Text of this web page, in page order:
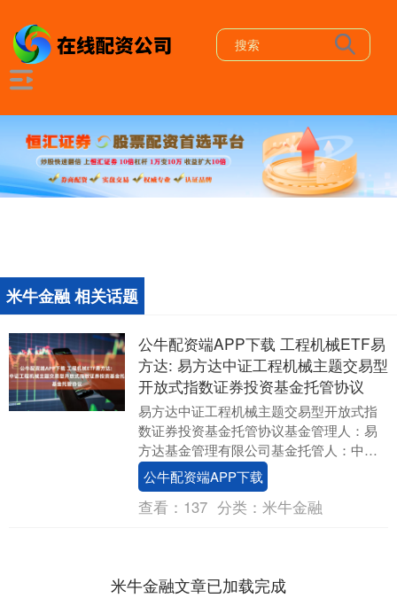
米牛金融 相关话题
公牛配资端APP下载 工程机械ETF易
方达: 易方达中证工程机械主题交易型
开放式指数证券投资基金托管协议
易方达中证工程机械主题交易型开放式指
数证券投资基金托管协议基金管理人：易
方达基金管理有限公司基金托管人：中国
工商银行股份有限公司二〇二五年十二月
目录一、基金托管....
公牛配资端APP下载
查看： 137 分类： 米牛金融
米牛金融文章已加载完成